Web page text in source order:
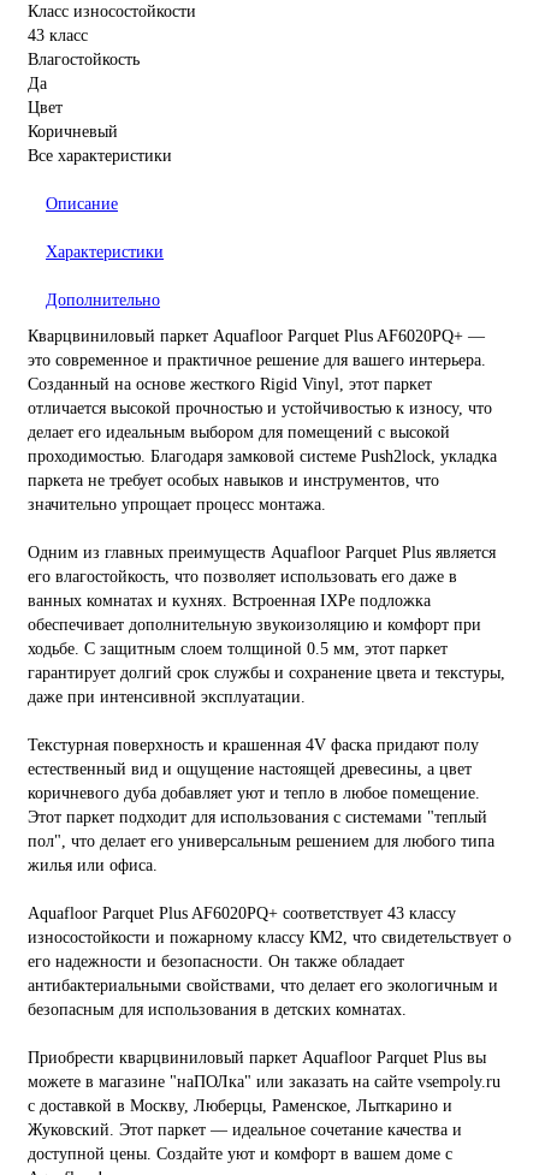
Класс износостойкости
43 класс
Влагостойкость
Да
Цвет
Коричневый
Все характеристики
Описание
Характеристики
Дополнительно
Кварцвиниловый паркет Aquafloor Parquet Plus AF6020PQ+ —
это современное и практичное решение для вашего интерьера.
Созданный на основе жесткого Rigid Vinyl, этот паркет
отличается высокой прочностью и устойчивостью к износу, что
делает его идеальным выбором для помещений с высокой
проходимостью. Благодаря замковой системе Push2lock, укладка
паркета не требует особых навыков и инструментов, что
значительно упрощает процесс монтажа.
Одним из главных преимуществ Aquafloor Parquet Plus является
его влагостойкость, что позволяет использовать его даже в
ванных комнатах и кухнях. Встроенная IXPe подложка
обеспечивает дополнительную звукоизоляцию и комфорт при
ходьбе. С защитным слоем толщиной 0.5 мм, этот паркет
гарантирует долгий срок службы и сохранение цвета и текстуры,
даже при интенсивной эксплуатации.
Текстурная поверхность и крашенная 4V фаска придают полу
естественный вид и ощущение настоящей древесины, а цвет
коричневого дуба добавляет уют и тепло в любое помещение.
Этот паркет подходит для использования с системами "теплый
пол", что делает его универсальным решением для любого типа
жилья или офиса.
Aquafloor Parquet Plus AF6020PQ+ соответствует 43 классу
износостойкости и пожарному классу КМ2, что свидетельствует о
его надежности и безопасности. Он также обладает
антибактериальными свойствами, что делает его экологичным и
безопасным для использования в детских комнатах.
Приобрести кварцвиниловый паркет Aquafloor Parquet Plus вы
можете в магазине "наПОЛка" или заказать на сайте vsempoly.ru
с доставкой в Москву, Люберцы, Раменское, Лыткарино и
Жуковский. Этот паркет — идеальное сочетание качества и
доступной цены. Создайте уют и комфорт в вашем доме с